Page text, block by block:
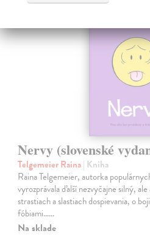
Nervy (slovenské
Telgemeier Raina| Kniha
Raina Telgemeier, autorka
vyrozprávala ďalší nezvyčajne silný,
strastiach a slastiach dospievania, o
fóbiami...…
Na sklade